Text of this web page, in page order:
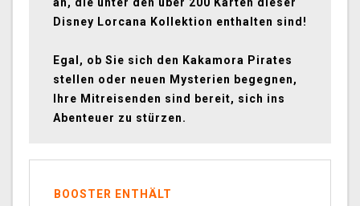
an, die unter den über 200 Karten dieser
Disney Lorcana Kollektion enthalten sind!
Egal, ob Sie sich den Kakamora Pirates
stellen oder neuen Mysterien begegnen,
Ihre Mitreisenden sind bereit, sich ins
Abenteuer zu stürzen.
BOOSTER ENTHÄLT